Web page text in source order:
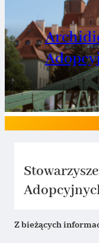
Z bieżących